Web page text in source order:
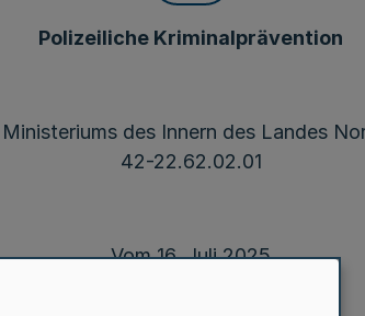
Polizeiliche Kriminalprävention
des Innern des Landes
42-22.62.02.01
Vom 16. Juli 2025